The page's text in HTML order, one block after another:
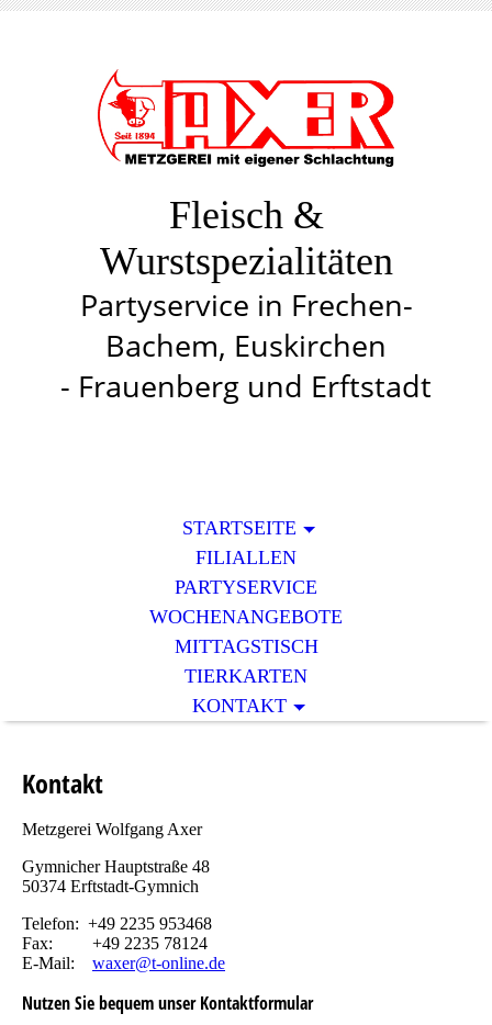
Fleisch &
Wurstspezialitäten
Partyservice in Frechen-
Bachem, Euskirchen
- Frauenberg und Erftstadt
STARTSEITE
FILIALLEN
PARTYSERVICE
WOCHENANGEBOTE
MITTAGSTISCH
TIERKARTEN
KONTAKT
Kontakt
Metzgerei Wolfgang Axer
Gymnicher Hauptstraße 48
50374 Erftstadt-Gymnich
Telefon: +49 2235 953468
Fax: +49 2235 78124
E-Mail: waxer@t-online.de
Nutzen Sie bequem unser Kontaktformular